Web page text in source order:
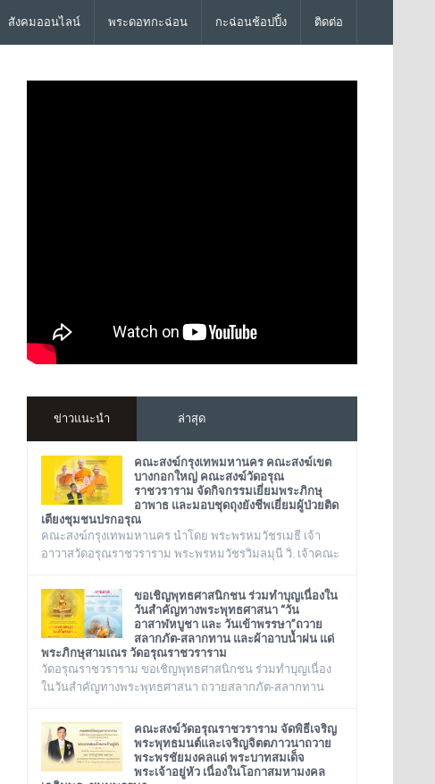
สังคมออนไลน์ พระดอทกะฉ่อน กะฉ่อนช้อปปิ้ง ติดต่อ
ข่าวแนะนำ ล่าสุด
คณะสงฆ์กรุงเทพมหานคร คณะสงฆ์เขต
บางกอกใหญ่ คณะสงฆ์วัดอรุณ
ราชวราราม จัดกิจกรรมเยี่ยมพระภิกษุ
อาพาธ และมอบชุดถุงยังชีพเยี่ยมผู้ป่วยติด
เตียงชุมชนปรกอรุณ
คณะสงฆ์กรุงเทพมหานคร นำโดย พระพรหมวัชรเมธี เจ้า
อาวาสวัดอรุณราชวราราม พระพรหมวัชรวิมลมุนี วิ. เจ้าคณะ
บางกอกใหญ่ เจ้าอาวาสวัดชิโนรสาราม และ พระราชวชิรรัต
นาภรณ์ ดร. (ชุมพร นิติสาโร) เจ้าคณะแขวงวัดอรุณ, รองวัด
อรุณราชวราราม นายเกียรติวิสุทธิ์ เพ็ชรหมื่นไวย ผู้อำนวย
การเขตบางกอกใหญ่ จัดโครงการเยี่ยมพระภิกษุอาพาธในเขต
บางกอกใหญ่ และเยี่ยม/มอบถุงยัง
ขอเชิญพุทธศาสนิกชน ร่วมทำบุญเนื่องใน
วันสำคัญทางพระพุทธศาสนา “วัน
อาสาฬหบูชา และ วันเข้าพรรษา”ถวาย
สลากภัต-สลากทาน และผ้าอาบน้ำฝน แด่
พระภิกษุสามเณร วัดอรุณราชวราราม
วัดอรุณราชวราราม ขอเชิญพุทธศาสนิกชน ร่วมทำบุญเนื่อง
ในวันสำคัญทางพระพุทธศาสนา ถวายสลากภัต-สลากทาน
๑๓๖ รูป วันพฤหัสบดี ที่ ๓๐ กรกฎาคม พ.ศ. ๒๕๖๙ เวลา ๑๒.๐๐
น. ณ พระวิหาร วัดอรุณราชวราราม กรุงเทพมหานคร
คณะสงฆ์วัดอรุณราชวราราม จัดพิธีเจริญ
พระพุทธมนต์และเจริญจิตตภาวนาถวาย
พระพรชัยมงคลแด่ พระบาทสมเด็จ
พระเจ้าอยู่หัว เนื่องในโอกาสมหามงคล